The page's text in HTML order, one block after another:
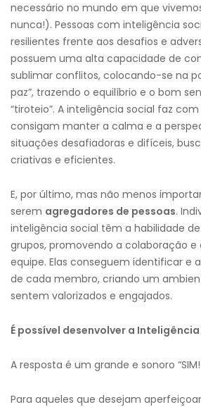
necessário no mundo em que
nunca!). Pessoas com inteligência
resilientes frente aos desafios e
possuem uma alta capacidade de
sublimar conflitos, colocando-se na
paz”, trazendo o equilíbrio e o bom
“tiroteio”. A inteligência social faz
consigam manter a calma e a
situações desafiadoras e difíceis,
criativas e eficientes.
E, por último, mas não menos
serem agregadores de pessoas.
inteligência social têm a habilidade
grupos, promovendo a colaboração
equipe. Elas conseguem identificar e
de cada membro, criando um
sentem valorizados e engajados.
É possível desenvolver a
A resposta é um grande e sonoro “SIM!
Para aqueles que desejam